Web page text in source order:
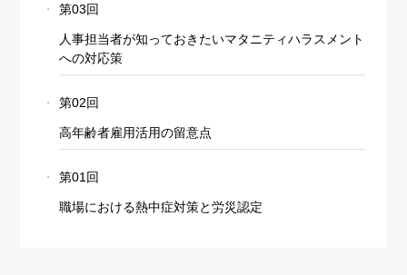
第03回
人事担当者が知っておきたいマタニティハラスメント
への対応策
第02回
高年齢者雇用活用の留意点
第01回
職場における熱中症対策と労災認定